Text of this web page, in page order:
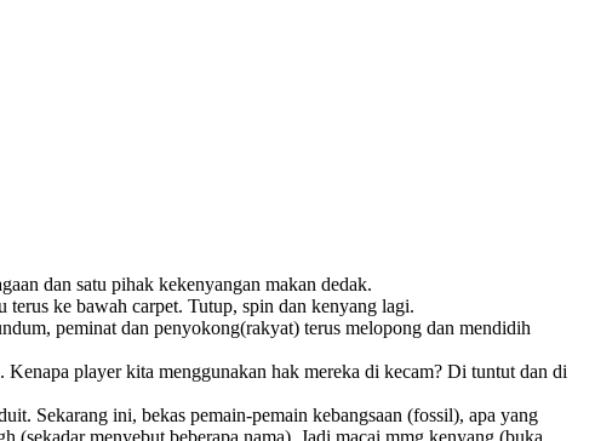
dan satu pihak kekenyangan makan dedak.
ke bawah carpet. Tutup, spin dan kenyang lagi.
peminat dan penyokong(rakyat) terus melopong dan mendidih
player kita menggunakan hak mereka di kecam? Di tuntut dan di
Sekarang ini, bekas pemain-pemain kebangsaan (fossil), apa yang
menyebut beberapa nama). Jadi macai mmg kenyang (buka